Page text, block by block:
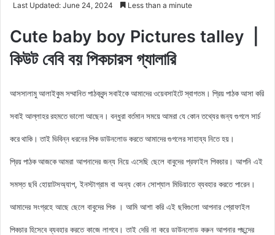
Last Updated: June 24, 2024 Less than a minute
Cute baby boy Pictures talley |
কিউট বেবি বয় পিকচারস গ্যালারি
আসসালামু আলাইকুম সম্মানিত পাঠকবৃন্দ সবাইকে আমাদের ওয়েবসাইটে স্বাগতম। প্রিয় পাঠক আসা করি
সবাই আল্লাহর রহমতে ভালো আছেন। বন্ধুরা বর্তমান সময়ে আমরা যে কোন তথ্যের জন্য গুগলে সার্চ
করে থাকি। তাই ভিবিন্ন ধরনের পিক ডাউনলোড করতে আমাদের গুগলের সাহায্য নিতে হয়।
প্রিয় পাঠক আজকেআমরা আপনাদের জন্য নিয়ে এসেছি ছেলে বাবুদের প্রফাইল পিকচার। আপনি এই
সমস্ত ছবি হোয়াটসঅ্যাপ, ইনস্টাগ্রাম বা অন্য কোন সোশ্যাল মিডিয়াতে ব্যবহার করতে পারেন।
আমাদের সংগ্রহে আছে ছেলে বাবুদের পিক । আমি আশা করি এই ছবিগুলো আপনার প্রোফাইল
পিকচার হিসেবে ব্যবহার করতে কাজে লাগবে। তাই দেরি না করে ডাউনলোড করুন আপনার পছন্দের